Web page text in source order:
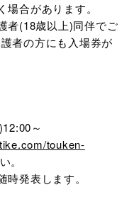
合があります。
者(18歳以上)同伴でご
者の方にも入場券が
～
touken-
。
発表します。